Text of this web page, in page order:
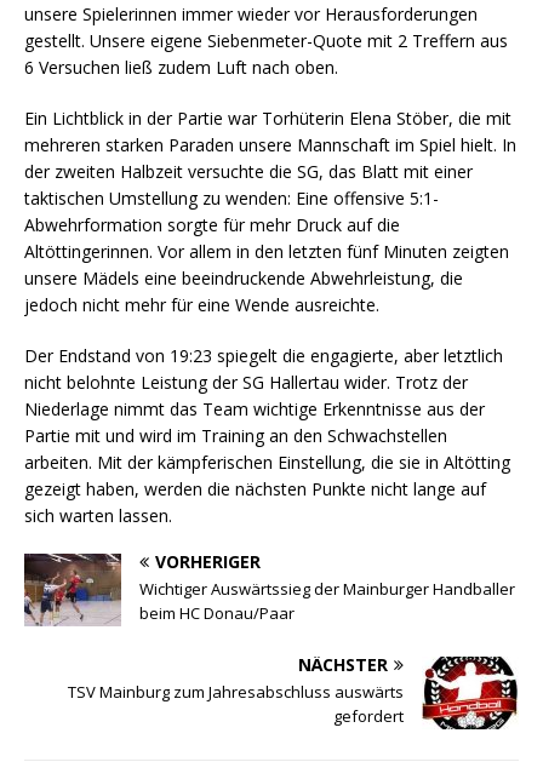
unsere Spielerinnen immer wieder vor Herausforderungen
gestellt. Unsere eigene Siebenmeter-Quote mit 2 Treffern aus
6 Versuchen ließ zudem Luft nach oben.
Ein Lichtblick in der Partie war Torhüterin Elena Stöber, die mit
mehreren starken Paraden unsere Mannschaft im Spiel hielt. In
der zweiten Halbzeit versuchte die SG, das Blatt mit einer
taktischen Umstellung zu wenden: Eine offensive 5:1-
Abwehrformation sorgte für mehr Druck auf die
Altöttingerinnen. Vor allem in den letzten fünf Minuten zeigten
unsere Mädels eine beeindruckende Abwehrleistung, die
jedoch nicht mehr für eine Wende ausreichte.
Der Endstand von 19:23 spiegelt die engagierte, aber letztlich
nicht belohnte Leistung der SG Hallertau wider. Trotz der
Niederlage nimmt das Team wichtige Erkenntnisse aus der
Partie mit und wird im Training an den Schwachstellen
arbeiten. Mit der kämpferischen Einstellung, die sie in Altötting
gezeigt haben, werden die nächsten Punkte nicht lange auf
sich warten lassen.
VORHERIGER
Wichtiger Auswärtssieg der Mainburger Handballer
beim HC Donau/Paar
NÄCHSTER
TSV Mainburg zum Jahresabschluss auswärts
gefordert